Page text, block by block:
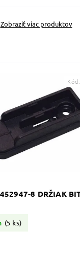
Zobraziť viac produktov
8 DRŽIAK
(5 ks)
Kód: